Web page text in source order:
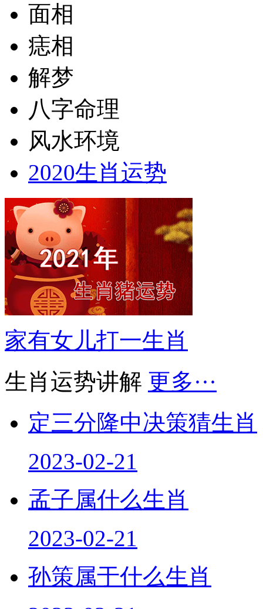
面相
痣相
解梦
八字命理
风水环境
2020生肖运势
家有女儿打一生肖
生肖运势讲解 更多···
定三分隆中决策猜生肖
2023-02-21
孟子属什么生肖
2023-02-21
孙策属于什么生肖